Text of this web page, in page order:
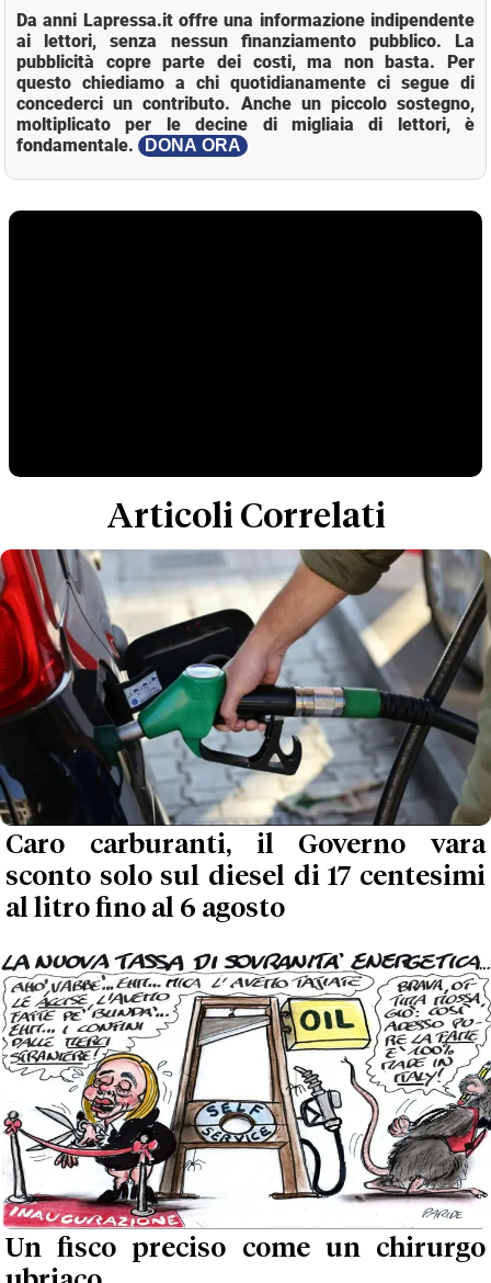
Da anni Lapressa.it offre una informazione indipendente
ai lettori, senza nessun finanziamento pubblico. La
pubblicità copre parte dei costi, ma non basta. Per
questo chiediamo a chi quotidianamente ci segue di
concederci un contributo. Anche un piccolo sostegno,
moltiplicato per le decine di migliaia di lettori, è
fondamentale.
DONA ORA
Articoli Correlati
Caro carburanti, il Governo vara
sconto solo sul diesel di 17 centesimi
al litro fino al 6 agosto
Un fisco preciso come un chirurgo